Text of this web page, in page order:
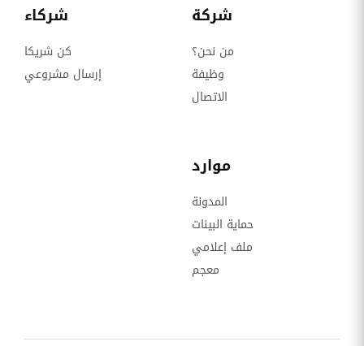
شركة
من نحن؟
وظيفة
الاتصال
شركاء
كن شريكا
إرسال مشروعي
موارد
المدونة
حماية البينات
ملف إعلامي
معجم